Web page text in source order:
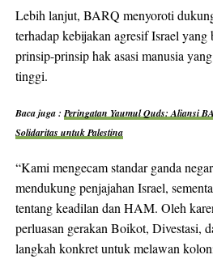
Lebih lanjut, BARQ menyoroti
terhadap kebijakan agresif Israel yang
prinsip-prinsip hak asasi manusia
tinggi.
Baca juga :Peringatan Yaumul Quds: Aliansi
Solidaritas untuk Palestina
“Kami mengecam standar ganda
mendukung penjajahan Israel,
tentang keadilan dan HAM. Oleh
perluasan gerakan Boikot, Divestasi,
langkah konkret untuk melawan